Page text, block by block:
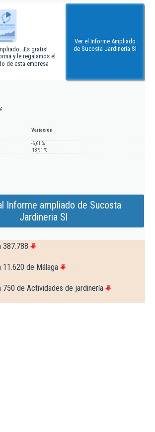
¡Es gratis!
y le regalamos el
de esta empresa
Ver el Informe Ampliado
de Sucosta Jardineria Sl
Variación
-6,61 %
-18,91 %
Informe ampliado de Sucosta
Jardineria Sl
387.788
11.620 de Málaga
750 de Actividades de jardinería